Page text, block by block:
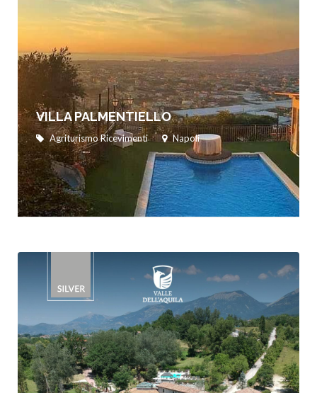
VILLA PALMENTIELLO
Agriturismo Ricevimenti Napoli